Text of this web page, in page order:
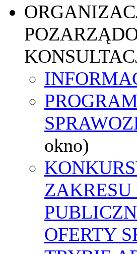
okno)
OFERTY